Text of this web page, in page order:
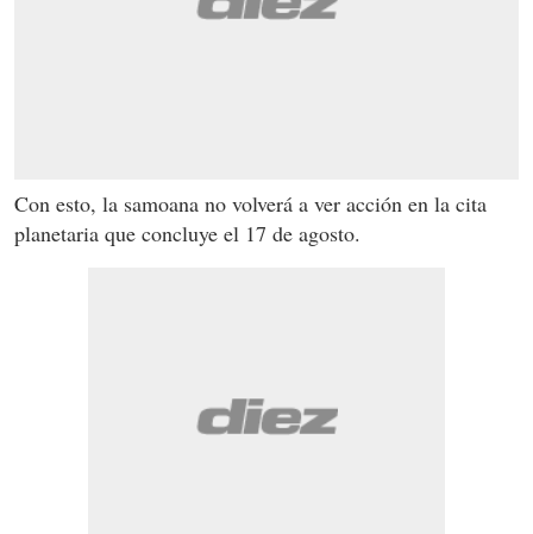
Con esto, la samoana no volverá a ver acción en la cita
planetaria que concluye el 17 de agosto.